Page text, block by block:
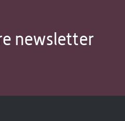
newsletter